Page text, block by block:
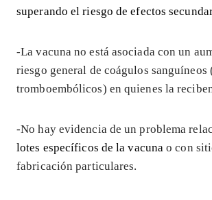
superando el riesgo de efectos
-La vacuna no está asociada con un
riesgo general de coágulos sanguíneos
tromboembólicos) en quienes la
-No hay evidencia de un problema
lotes específicos de la vacuna o con
fabricación particulares.